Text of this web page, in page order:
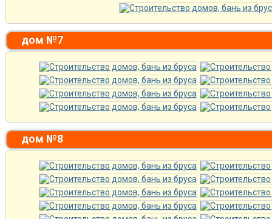
дом №7
дом №8